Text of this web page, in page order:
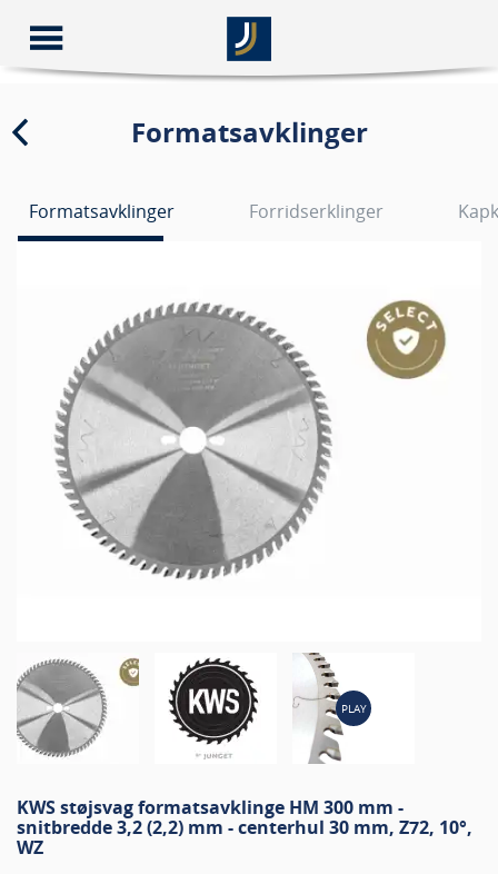
Formatsavklinger
Formatsavklinger Forridserklinger
PLAY
KWS støjsvag formatsavklinge HM 300 mm -
snitbredde 3,2 (2,2) mm - centerhul 30 mm, Z72, 10°,
WZ